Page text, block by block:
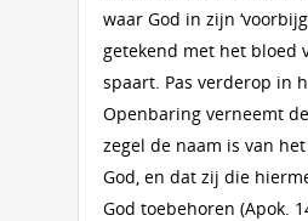
waar God in zijn
getekend met het bloed
spaart. Pas verderop in
Openbaring verneemt
zegel de naam is van
God, en dat zij die
God toebehoren (Apok.